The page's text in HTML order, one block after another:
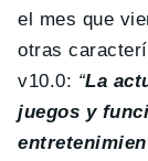
el mes que
otras
v10.0: “La
juegos y